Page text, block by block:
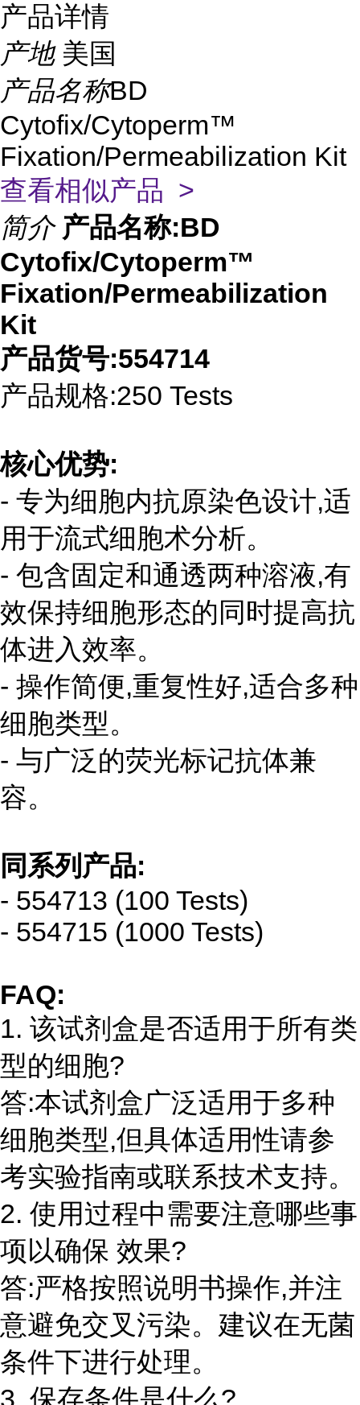
产品详情
产地 美国
产品名称BD
Cytofix/Cytoperm™
Fixation/Permeabilization Kit
查看相似产品 >
简介 产品名称:BD
Cytofix/Cytoperm™
Fixation/Permeabilization
Kit
产品货号:554714
产品规格:250 Tests
核心优势:
- 专为细胞内抗原染色设计,适
用于流式细胞术分析。
- 包含固定和通透两种溶液,有
效保持细胞形态的同时提高抗
体进入效率。
- 操作简便,重复性好,适合多种
细胞类型。
- 与广泛的荧光标记抗体兼
容。
同系列产品:
- 554713 (100 Tests)
- 554715 (1000 Tests)
FAQ:
1. 该试剂盒是否适用于所有类
型的细胞?
答:本试剂盒广泛适用于多种
细胞类型,但具体适用性请参
考实验指南或联系技术支持。
2. 使用过程中需要注意哪些事
项以确保 效果?
答:严格按照说明书操作,并注
意避免交叉污染。建议在无菌
条件下进行处理。
3. 保存条件是什么?